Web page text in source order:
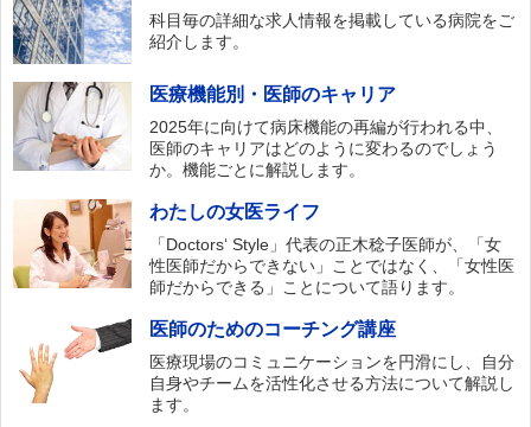
科目毎の詳細な求人情報を掲載している病院をご
紹介します。
医療機能別・医師のキャリア
2025年に向けて病床機能の再編が行われる中、
医師のキャリアはどのように変わるのでしょう
か。機能ごとに解説します。
わたしの女医ライフ
「Doctors‘ Style」代表の正木稔子医師が、「女
性医師だからできない」ことではなく、「女性医
師だからできる」ことについて語ります。
医師のためのコーチング講座
医療現場のコミュニケーションを円滑にし、自分
自身やチームを活性化させる方法について解説し
ます。